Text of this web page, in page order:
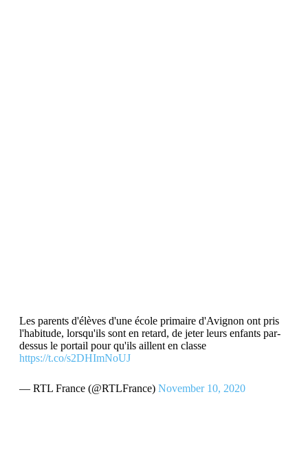
Les parents d'élèves d'une école primaire d'Avignon ont pris
l'habitude, lorsqu'ils sont en retard, de jeter leurs enfants par-
dessus le portail pour qu'ils aillent en classe
https://t.co/s2DHImNoUJ
— RTL France (@RTLFrance) November 10, 2020